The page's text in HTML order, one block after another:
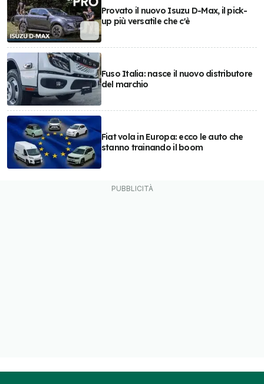
Provato il nuovo Isuzu D-Max, il pick-
up più versatile che c'è
Fuso Italia: nasce il nuovo distributore
del marchio
Fiat vola in Europa: ecco le auto che
stanno trainando il boom